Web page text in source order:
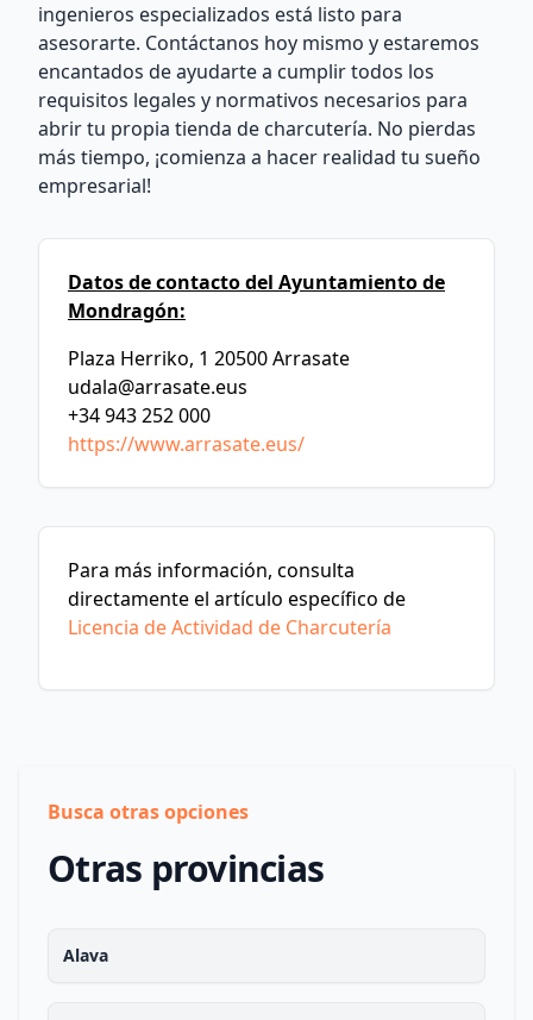
ingenieros especializados está listo para
asesorarte. Contáctanos hoy mismo y estaremos
encantados de ayudarte a cumplir todos los
requisitos legales y normativos necesarios para
abrir tu propia tienda de charcutería. No pierdas
más tiempo, ¡comienza a hacer realidad tu sueño
empresarial!
Datos de contacto del Ayuntamiento de
Mondragón:
Plaza Herriko, 1 20500 Arrasate
udala@arrasate.eus
+34 943 252 000
https://www.arrasate.eus/
Para más información, consulta
directamente el artículo específico de
Licencia de Actividad de Charcutería
Busca otras opciones
Otras provincias
Alava